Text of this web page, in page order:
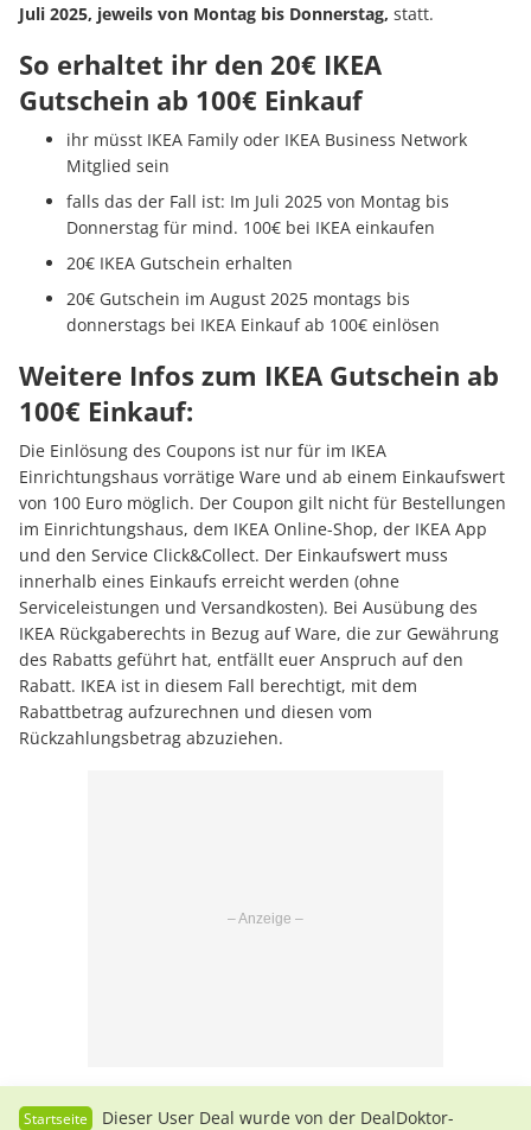
Juli 2025, jeweils von Montag bis Donnerstag, statt.
So erhaltet ihr den 20€ IKEA
Gutschein ab 100€ Einkauf
ihr müsst IKEA Family oder IKEA Business Network
Mitglied sein
falls das der Fall ist: Im Juli 2025 von Montag bis
Donnerstag für mind. 100€ bei IKEA einkaufen
20€ IKEA Gutschein erhalten
20€ Gutschein im August 2025 montags bis
donnerstags bei IKEA Einkauf ab 100€ einlösen
Weitere Infos zum IKEA Gutschein ab
100€ Einkauf:
Die Einlösung des Coupons ist nur für im IKEA
Einrichtungshaus vorrätige Ware und ab einem Einkaufswert
von 100 Euro möglich. Der Coupon gilt nicht für Bestellungen
im Einrichtungshaus, dem IKEA Online-Shop, der IKEA App
und den Service Click&Collect. Der Einkaufswert muss
innerhalb eines Einkaufs erreicht werden (ohne
Serviceleistungen und Versandkosten). Bei Ausübung des
IKEA Rückgaberechts in Bezug auf Ware, die zur Gewährung
des Rabatts geführt hat, entfällt euer Anspruch auf den
Rabatt. IKEA ist in diesem Fall berechtigt, mit dem
Rabattbetrag aufzurechnen und diesen vom
Rückzahlungsbetrag abzuziehen.
Dieser User Deal wurde von der DealDoktor-